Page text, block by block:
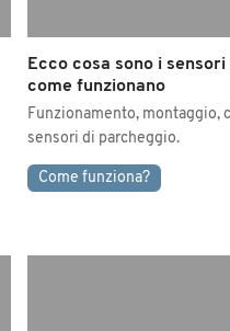
Ecco cosa sono i
come funzionano
Funzionamento, montaggio,
sensori di parcheggio.
Come funziona?